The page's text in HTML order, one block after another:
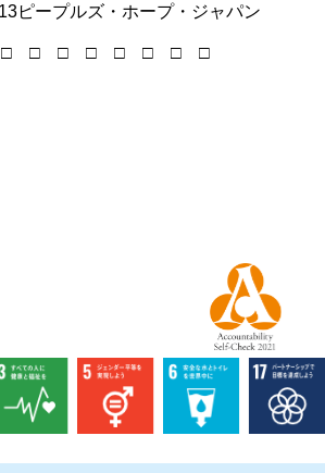
ープルズ・ホープ・ジャパン
□ □ □ □ □ □ □